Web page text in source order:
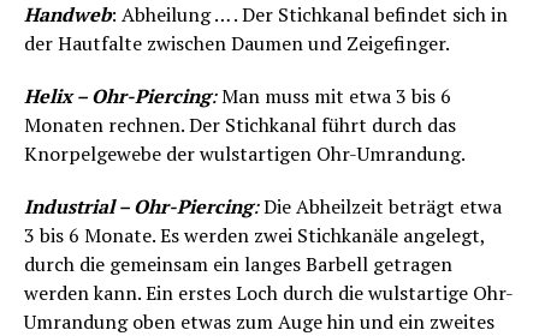
Handweb: Abheilung … . Der Stichkanal befindet sich in
der Hautfalte zwischen Daumen und Zeigefinger.
Helix – Ohr-Piercing:Man muss mit etwa 3 bis 6
Monaten rechnen. Der Stichkanal führt durch das
Knorpelgewebe der wulstartigen Ohr-Umrandung.
Industrial – Ohr-Piercing:Die Abheilzeit beträgt etwa
3 bis 6 Monate. Es werden zwei Stichkanäle angelegt,
durch die gemeinsam ein langes Barbell getragen
werden kann. Ein erstes Loch durch die wulstartige Ohr-
Umrandung oben etwas zum Auge hin und ein zweites